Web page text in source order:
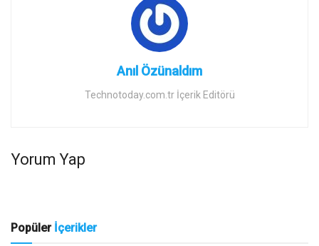
Anıl Özünaldım
Technotoday.com.tr İçerik Editörü
Yorum Yap
Popüler İçerikler